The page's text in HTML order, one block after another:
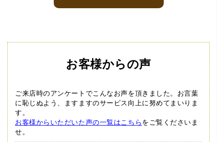
お客様からの声
ご来店時のアンケートでこんなお声を頂きました。 お言葉
に恥じぬよう、ますますのサービス向上に努めてまいりま
す。
お客様からいただいた声の一覧はこちらをご覧くださいま
せ。